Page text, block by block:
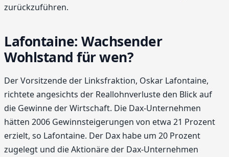
zurückzuführen.
Lafontaine: Wachsender
Wohlstand für wen?
Der Vorsitzende der Linksfraktion, Oskar Lafontaine,
richtete angesichts der Reallohnverluste den Blick auf
die Gewinne der Wirtschaft. Die Dax-Unternehmen
hätten 2006 Gewinnsteigerungen von etwa 21 Prozent
erzielt, so Lafontaine. Der Dax habe um 20 Prozent
zugelegt und die Aktionäre der Dax-Unternehmen